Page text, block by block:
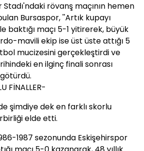
Stadı'ndaki rövanş maçının hemen
Bursaspor, ''Artık kupayı
baktığı maçı 5-1 yitirerek, büyük
mavili ekip ise üst üste attığı 5
mucizesini gerçekleştirdi ve
en ilginç finali sonrası
FİNALLER-
şimdiye dek en farklı skorlu
elde etti.
1987 sezonunda Eskişehirspor